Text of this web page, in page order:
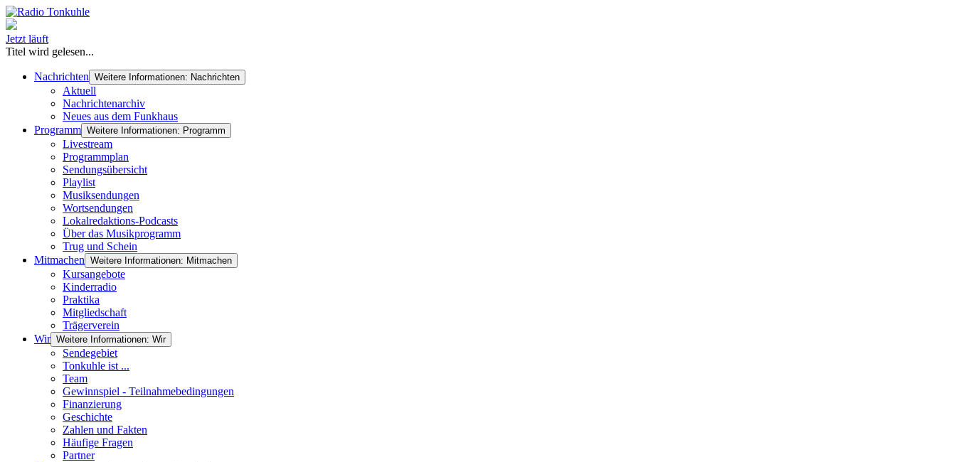
Jetzt läuft
Titel wird gelesen...
Nachrichten Weitere Informationen: Nachrichten
Aktuell
Nachrichtenarchiv
Neues aus dem Funkhaus
Programm Weitere Informationen: Programm
Livestream
Programmplan
Sendungsübersicht
Playlist
Musiksendungen
Wortsendungen
Lokalredaktions-Podcasts
Über das Musikprogramm
Trug und Schein
Mitmachen Weitere Informationen: Mitmachen
Kursangebote
Kinderradio
Praktika
Mitgliedschaft
Trägerverein
Wir Weitere Informationen: Wir
Sendegebiet
Tonkuhle ist ...
Team
Gewinnspiel - Teilnahmebedingungen
Finanzierung
Geschichte
Zahlen und Fakten
Häufige Fragen
Partner